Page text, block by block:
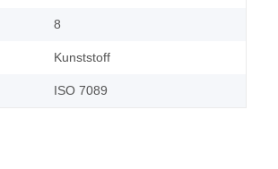
8
Kunststoff
ISO 7089